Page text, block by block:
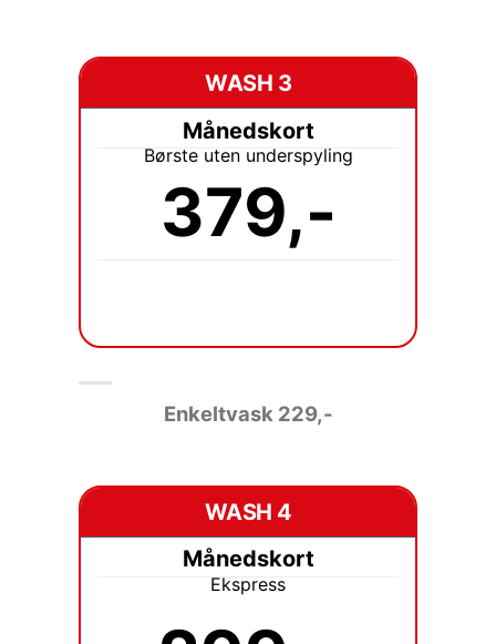
WASH 3
Månedskort
Børste uten underspyling
379,-
Enkeltvask 229,-
WASH 4
Månedskort
Ekspress